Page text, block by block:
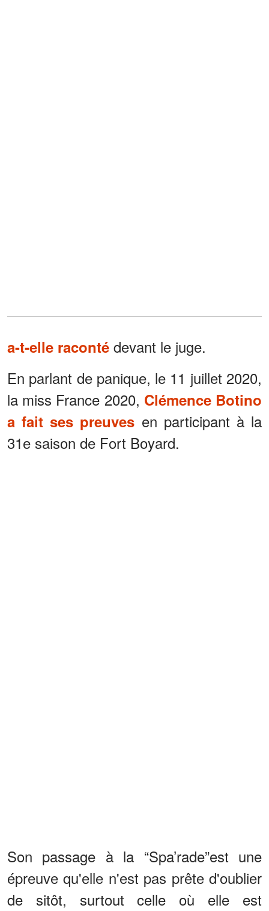
a-t-elle raconté devant le juge.
En parlant de panique, le 11 juillet 2020,
la miss France 2020, Clémence Botino
a fait ses preuves en participant à la
31e saison de Fort Boyard.
Son passage à la “Spa’rade”est une
épreuve qu'elle n'est pas prête d'oublier
de sitôt, surtout celle où elle est